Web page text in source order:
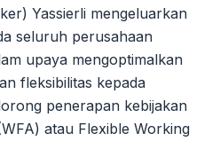
Yassierli mengeluarkan
seluruh perusahaan
upaya mengoptimalkan
fleksibilitas kepada
penerapan kebijakan
atau Flexible Working